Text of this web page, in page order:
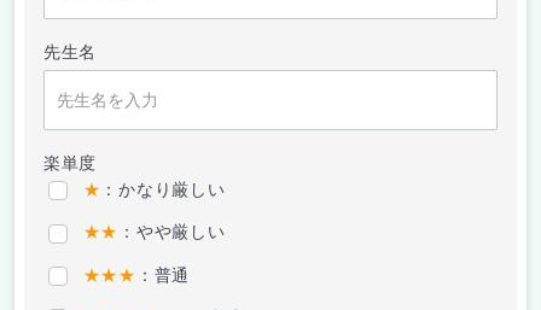
先生名
楽単度
★ ：かなり厳しい
★★ ：やや厳しい
★★★ ：普通